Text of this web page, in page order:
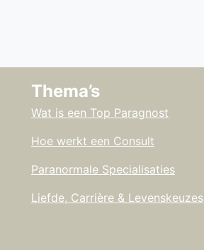
Thema’s
Wat is een Top Paragnost
Hoe werkt een Consult
Paranormale Specialisaties
Liefde, Carrière & Levenskeuzes